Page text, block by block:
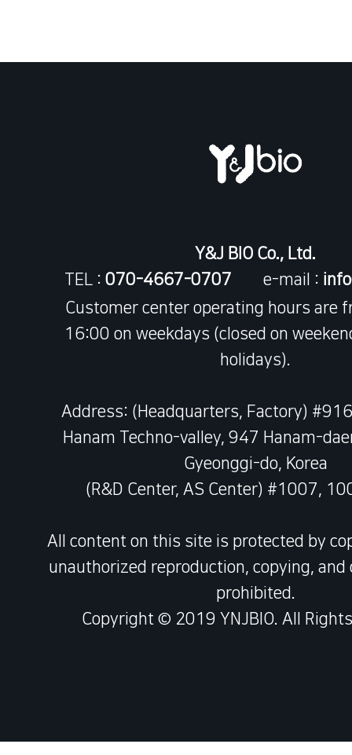
Y&J BIO Co., Ltd.
TEL : 070-4667-0707 e-mail :
Customer center operating hours are
16:00 on weekdays (closed on
holidays).
Address: (Headquarters, Factory)
Hanam Techno-valley, 947 Hanam-
Gyeonggi-do, Korea
(R&D Center, AS Center) #1007,
All content on this site is protected by
unauthorized reproduction, copying,
prohibited.
Copyright © 2019 YNJBIO. All